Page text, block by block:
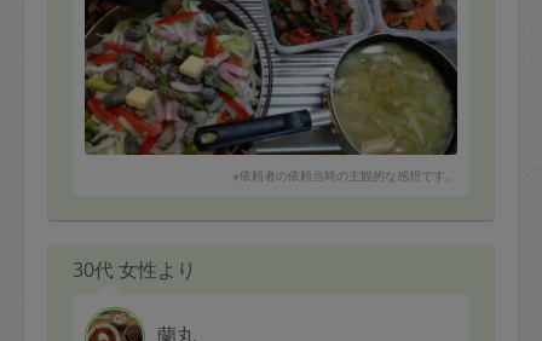
※依頼者の依頼当時の主観的な感想です。
30代 女性より
蘭丸